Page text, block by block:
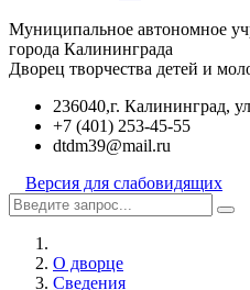
Муниципальное автономное
города Калининграда
Дворец творчества детей и
236040,г. Калининград,
+7 (401) 253-45-55
dtdm39@mail.ru
Версия для слабовидящих
О дворце
Сведения